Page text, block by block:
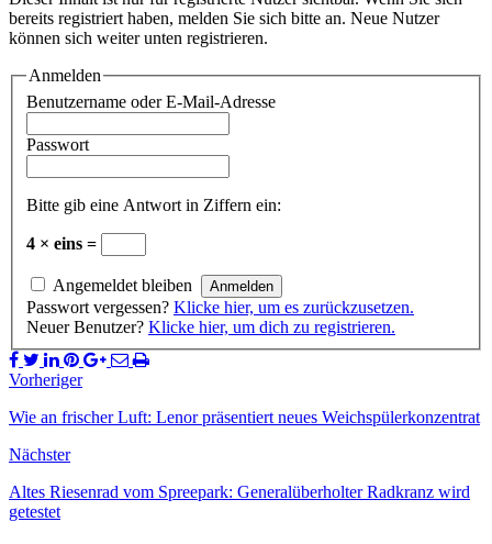
bereits registriert haben, melden Sie sich bitte an. Neue Nutzer
können sich weiter unten registrieren.
Anmelden
Benutzername oder E-Mail-Adresse
Passwort
Bitte gib eine Antwort in Ziffern ein:
4 × eins =
Angemeldet bleiben
Passwort vergessen? Klicke hier, um es zurückzusetzen.
Neuer Benutzer? Klicke hier, um dich zu registrieren.
Vorheriger
Wie an frischer Luft: Lenor präsentiert neues Weichspülerkonzentrat
Nächster
Altes Riesenrad vom Spreepark: Generalüberholter Radkranz wird
getestet